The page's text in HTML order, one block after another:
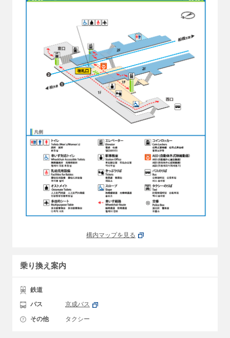
構内マップを見る
乗り換え案内
鉄道
バス 京成バス
その他 タクシー